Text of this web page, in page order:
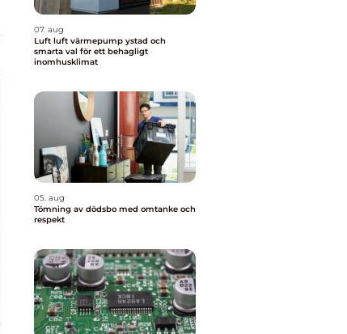
07. aug
Luft luft värmepump ystad och
smarta val för ett behagligt
inomhusklimat
05. aug
Tömning av dödsbo med omtanke och
respekt